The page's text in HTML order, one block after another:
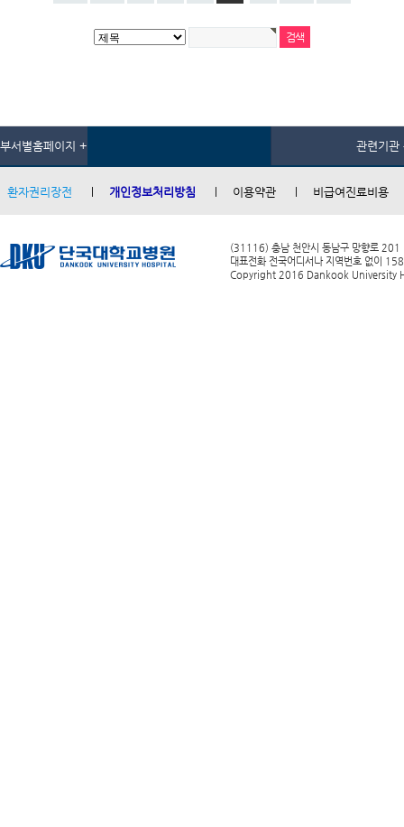
부서별홈페이지 + 관련기관
환자권리장전 개인정보처리방침 이용약관 비급여진료비용
(31116) 충남 천안시 동남구 망향로 201
대표전화 전국어디서나 지역번호 없이
Copyright 2016 Dankook University